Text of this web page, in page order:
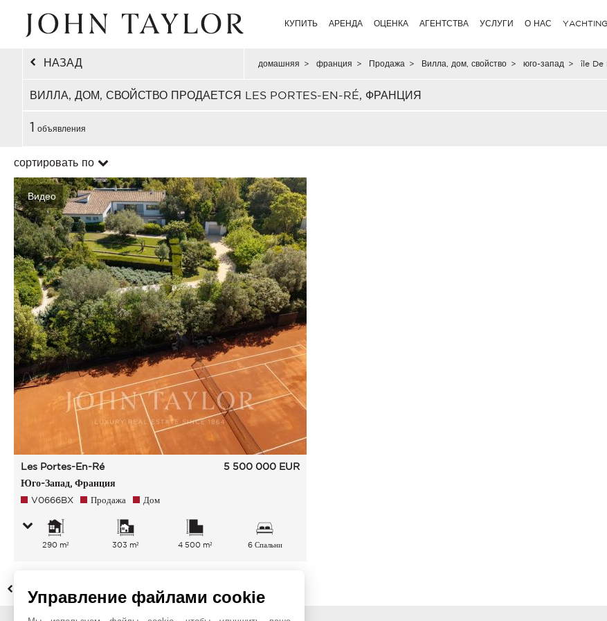
КУПИТЬ АРЕНДА ОЦЕНКА АГЕНТСТВА УСЛУГИ О НАС YACHTING
НАЗАД домашняя > франция > Продажа > Вилла, дом, свойство > юго-запад > île De
ВИЛЛА, ДОМ, СВОЙСТВО ПРОДАЕТСЯ LES PORTES-EN-RÉ, ФРАНЦИЯ
1 объявления
сортировать по
Видео
Les Portes-En-Ré
Юго-Запад, Франция
5 500 000 EUR
V0666BX Продажа Дом
290 m² 303 m² 4 500 m² 6 Спальни
НАЗАД
Управление файлами cookie